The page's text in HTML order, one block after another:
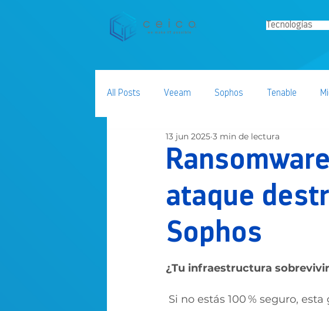
Tecnologías
All Posts Veeam Sophos Tenable
Seguridad de la Información
ataque
Sophos
13 jun 2025 3 min de lectura
¿Tu infraestructura
Si no estás 100 % seguro,